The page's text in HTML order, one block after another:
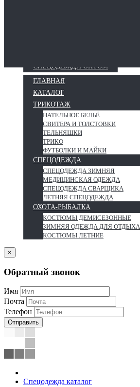
СПЕЦОДЕЖДА ОПТОМ
ГЛАВНАЯ
КАТАЛОГ
ТРИКОТАЖ
НАТЕЛЬНОЕ БЕЛЬЁ
СВИТЕРА И ТОЛСТОВКИ
ТЕЛЬНЯШКИ
ТРИКО
ФУТБОЛКИ И МАЙКИ
СПЕЦОДЕЖДА
СПЕЦОДЕЖДА ЗИМНЯЯ
МЕДИЦИНСКАЯ ОДЕЖДА
СПЕЦОДЕЖДА СВАРЩИКА
ЛЕТНЯЯ СПЕЦОДЕЖДА
ОХОТА-РЫБАЛКА
КОСТЮМЫ ДЕМИСЕЗОННЫЕ
ЗИМНЯЯ ОДЕЖДА ДЛЯ ОТДЫХА
КОСТЮМЫ ЛЕТНИЕ
×
Обратный звонок
Имя
Почта
Телефон
Отправить
Спецодежда каталог